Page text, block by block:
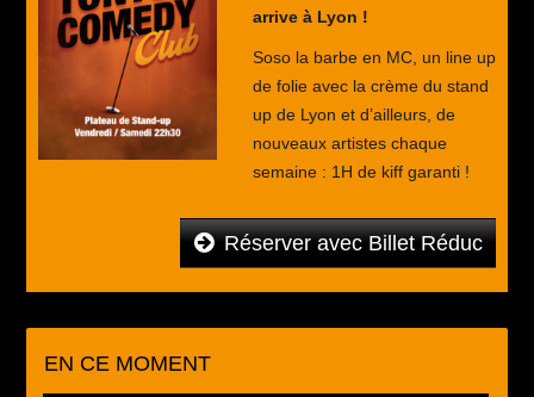
arrive à Lyon !
Soso la barbe en MC, un line up
de folie avec la crème du stand
up de Lyon et d’ailleurs, de
nouveaux artistes chaque
semaine : 1H de kiff garanti !
Réserver avec Billet Réduc
EN CE MOMENT